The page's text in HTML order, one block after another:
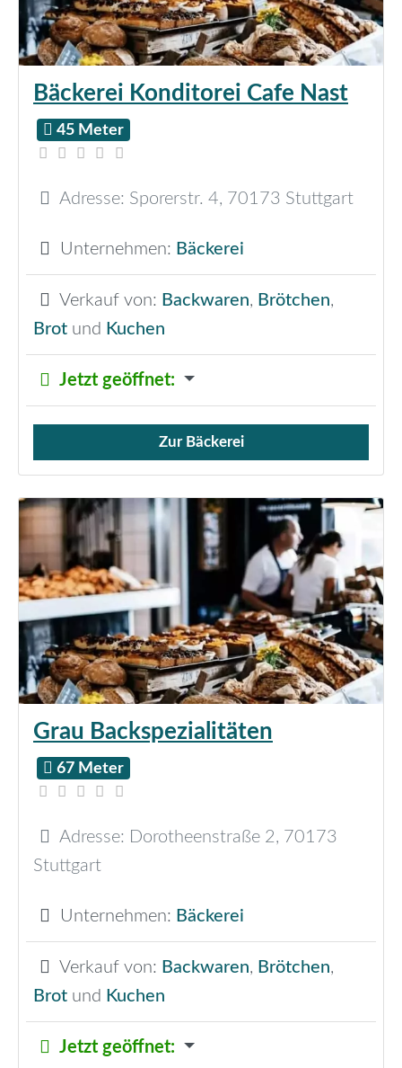
Bäckerei Konditorei Cafe Nast
45 Meter
Adresse: Sporerstr. 4, 70173 Stuttgart
Unternehmen: Bäckerei
Verkauf von: Backwaren, Brötchen,
Brot und Kuchen
Jetzt geöffnet:
Verkauf von Brötchen,
Zur Bäckerei
Grau Backspezialitäten
67 Meter
Adresse: Dorotheenstraße 2, 70173
Stuttgart
Unternehmen: Bäckerei
Verkauf von: Backwaren, Brötchen,
Brot und Kuchen
Jetzt geöffnet: